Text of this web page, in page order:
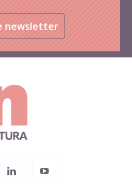
newsletter